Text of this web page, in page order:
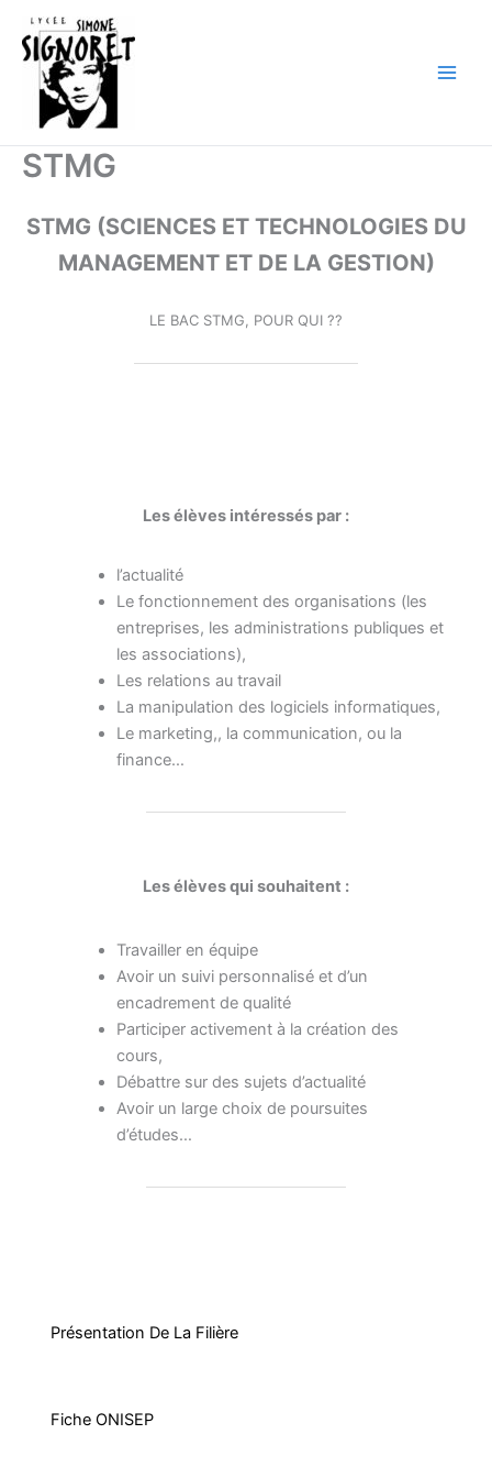
contenu
STMG
STMG (SCIENCES ET TECHNOLOGIES DU
MANAGEMENT ET DE LA GESTION)
LE BAC STMG, POUR QUI ??
Les élèves intéressés par :
l’actualité
Le fonctionnement des organisations (les
entreprises, les administrations publiques et
les associations),
Les relations au travail
La manipulation des logiciels informatiques,
Le marketing,, la communication, ou la
finance…
Les élèves qui souhaitent :
Travailler en équipe
Avoir un suivi personnalisé et d’un
encadrement de qualité
Participer activement à la création des
cours,
Débattre sur des sujets d’actualité
Avoir un large choix de poursuites
d’études…
Présentation De La Filière
Fiche ONISEP